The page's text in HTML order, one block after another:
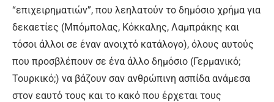
“επιχειρηματιών”, που λεηλατούν το δημόσιο χρήμα για
δεκαετίες (Μπόμπολας, Κόκκαλης, Λαμπράκης και
τόσοι άλλοι σε έναν ανοιχτό κατάλογο), όλους αυτούς
που προσβλέπουν σε ένα άλλο δημόσιο (Γερμανικό;
Τουρκικό;) να βάζουν σαν ανθρώπινη ασπίδα ανάμεσα
στον εαυτό τους και το κακό που έρχεται τους